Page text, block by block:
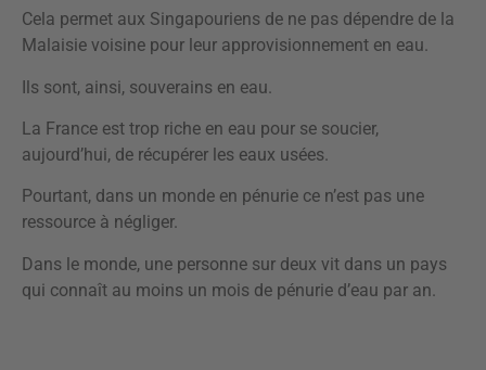
Cela permet aux Singapouriens de ne pas dépendre de la
Malaisie voisine pour leur approvisionnement en eau.
Ils sont, ainsi, souverains en eau.
La France est trop riche en eau pour se soucier,
aujourd’hui, de récupérer les eaux usées.
Pourtant, dans un monde en pénurie ce n’est pas une
ressource à négliger.
Dans le monde, une personne sur deux vit dans un pays
qui connaît au moins un mois de pénurie d’eau par an.